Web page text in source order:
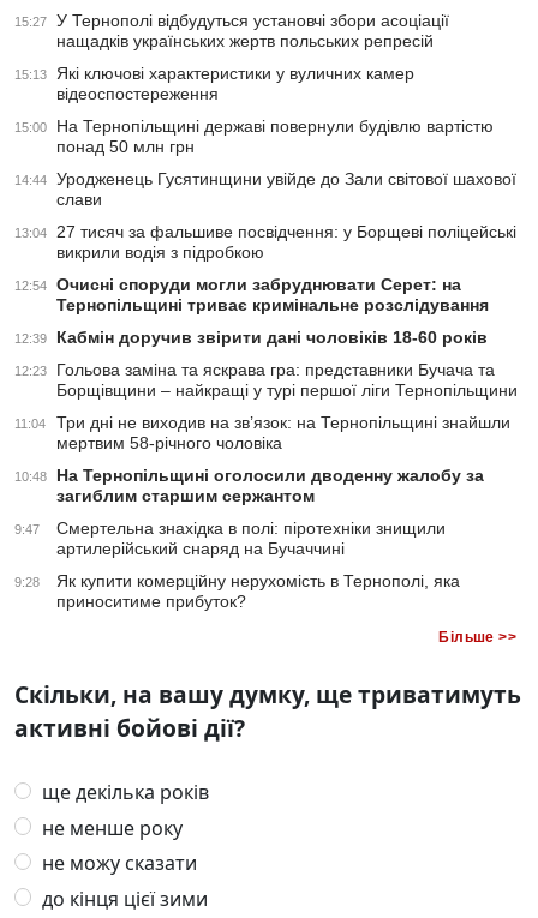
15:27
У Тернополі відбудуться установчі збори асоціації
нащадків українських жертв польських репресій
15:13
Які ключові характеристики у вуличних камер
відеоспостереження
15:00
На Тернопільщині державі повернули будівлю вартістю
понад 50 млн грн
14:44
Уродженець Гусятинщини увійде до Зали світової шахової
слави
13:04
27 тисяч за фальшиве посвідчення: у Борщеві поліцейські
викрили водія з підробкою
12:54
Очисні споруди могли забруднювати Серет: на
Тернопільщині триває кримінальне розслідування
12:39 Кабмін доручив звірити дані чоловіків 18-60 років
12:23
Гольова заміна та яскрава гра: представники Бучача та
Борщівщини – найкращі у турі першої ліги Тернопільщини
11:04
Три дні не виходив на зв’язок: на Тернопільщині знайшли
мертвим 58-річного чоловіка
10:48
На Тернопільщині оголосили дводенну жалобу за
загиблим старшим сержантом
9:47
Смертельна знахідка в полі: піротехніки знищили
артилерійський снаряд на Бучаччині
9:28
Як купити комерційну нерухомість в Тернополі, яка
приноситиме прибуток?
Більше >>
Скільки, на вашу думку, ще триватимуть
активні бойові дії?
ще декілька років
не менше року
не можу сказати
до кінця цієї зими